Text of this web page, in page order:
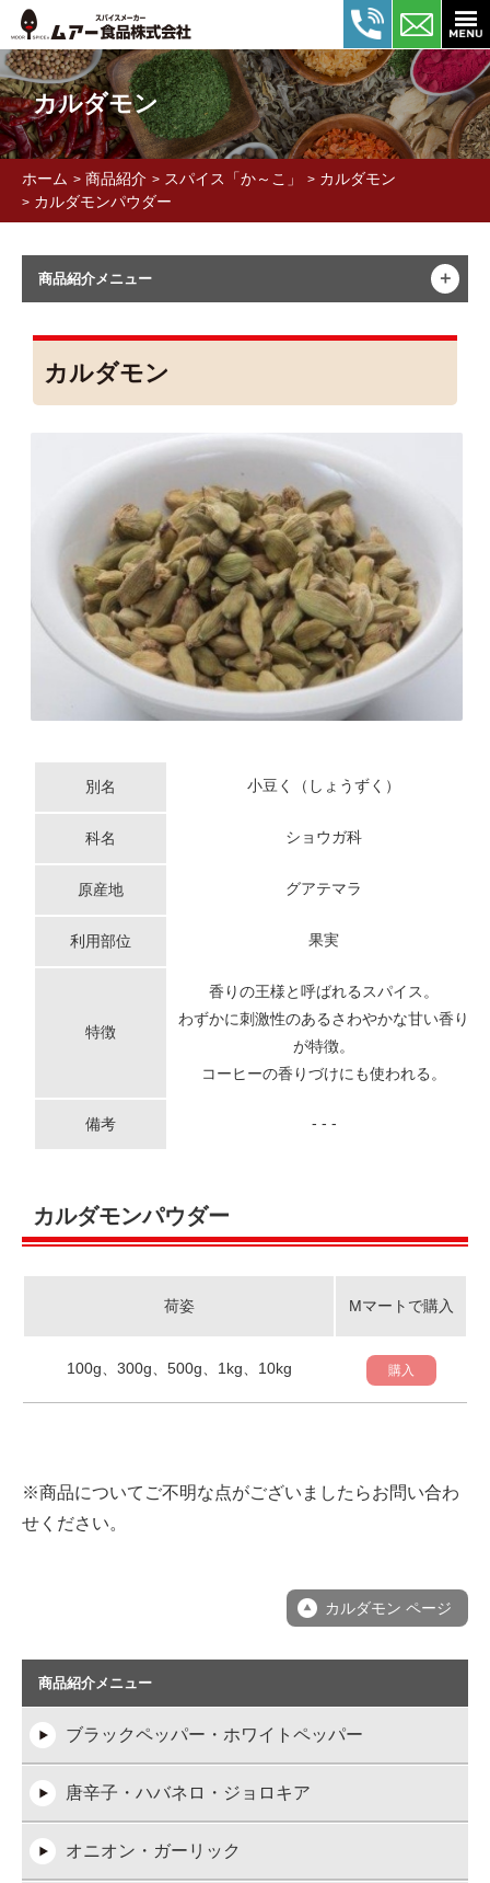
カルダモン
ホーム > 商品紹介 > スパイス「か～こ」 > カルダモン
> カルダモンパウダー
商品紹介メニュー ＋
カルダモン
別名 小豆く（しょうずく）
科名 ショウガ科
原産地 グアテマラ
利用部位 果実
特徴
香りの王様と呼ばれるスパイス。
わずかに刺激性のあるさわやかな甘い香り
が特徴。
コーヒーの香りづけにも使われる。
備考 - - -
カルダモンパウダー
荷姿 Mマートで購入
100g、300g、500g、1kg、10kg 購入
※商品についてご不明な点がございましたらお問い合わ
せください。
カルダモン ページ
商品紹介メニュー
ブラックペッパー・ホワイトペッパー
唐辛子・ハバネロ・ジョロキア
オニオン・ガーリック